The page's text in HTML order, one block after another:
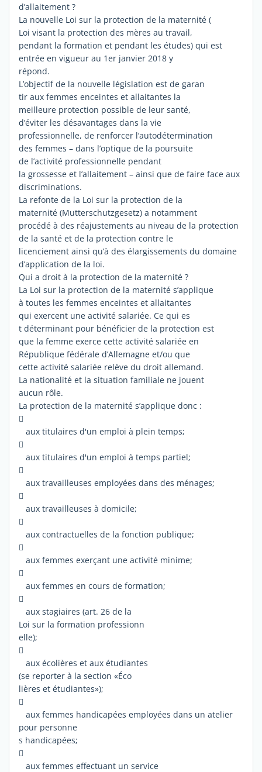
d’allaitement ?
La nouvelle Loi sur la protection de la maternité (
Loi visant la protection des mères au travail,
pendant la formation et pendant les études) qui est
entrée en vigueur au 1er janvier 2018 y
répond.
L’objectif de la nouvelle législation est de garan
tir aux femmes enceintes et allaitantes la
meilleure protection possible de leur santé,
d’éviter les désavantages dans la vie
professionnelle, de renforcer l’autodétermination
des femmes – dans l’optique de la poursuite
de l’activité professionnelle pendant
la grossesse et l’allaitement – ainsi que de faire face aux
discriminations.
La refonte de la Loi sur la protection de la
maternité (Mutterschutzgesetz) a notamment
procédé à des réajustements au niveau de la protection
de la santé et de la protection contre le
licenciement ainsi qu’à des élargissements du domaine
d’application de la loi.
Qui a droit à la protection de la maternité ?
La Loi sur la protection de la maternité s’applique
à toutes les femmes enceintes et allaitantes
qui exercent une activité salariée. Ce qui es
t déterminant pour bénéficier de la protection est
que la femme exerce cette activité salariée en
République fédérale d’Allemagne et/ou que
cette activité salariée relève du droit allemand.
La nationalité et la situation familiale ne jouent
aucun rôle.
La protection de la maternité s’applique donc :

aux titulaires d'un emploi à plein temps;

aux titulaires d'un emploi à temps partiel;

aux travailleuses employées dans des ménages;

aux travailleuses à domicile;

aux contractuelles de la fonction publique;

aux femmes exerçant une activité minime;

aux femmes en cours de formation;

aux stagiaires (art. 26 de la
Loi sur la formation professionn
elle);

aux écolières et aux étudiantes
(se reporter à la section «Éco
lières et étudiantes»);

aux femmes handicapées employées dans un atelier
pour personne
s handicapées;

aux femmes effectuant un service